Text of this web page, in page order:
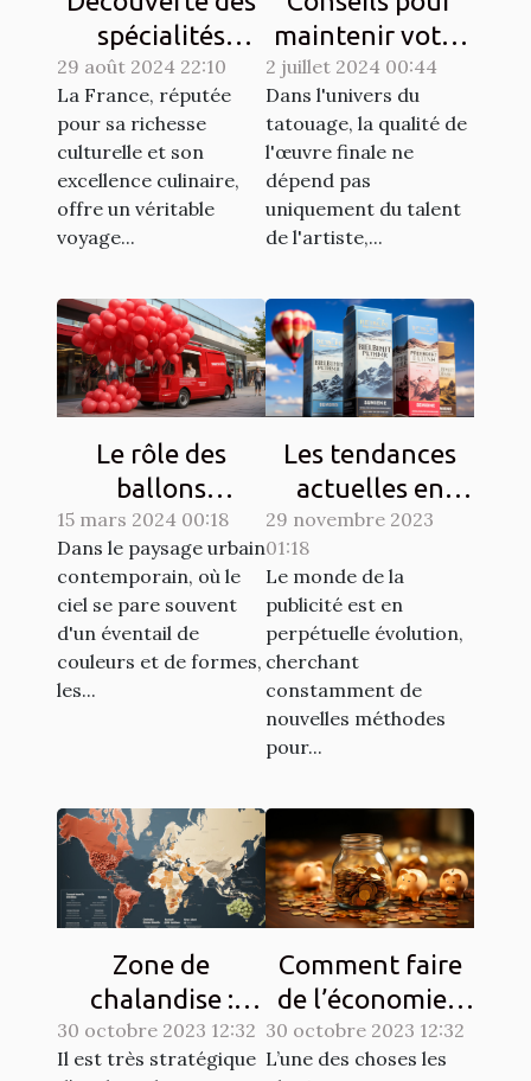
spécialités
culinaires
régionales et
leur histoire
29 août 2024 22:10
La France, réputée
pour sa richesse
culturelle et son
excellence culinaire,
offre un véritable
voyage...
maintenir votre
matériel de
tatouage en
parfait état
2 juillet 2024 00:44
Dans l'univers du
tatouage, la qualité de
l'œuvre finale ne
dépend pas
uniquement du talent
de l'artiste,...
Le rôle des
ballons
publicitaires
dans les
campagnes de
sensibilisation
15 mars 2024 00:18
Dans le paysage urbain
contemporain, où le
ciel se pare souvent
d'un éventail de
couleurs et de formes,
les...
Les tendances
actuelles en
matière de
ballons
publicitaires
hélium
29 novembre 2023
01:18
Le monde de la
publicité est en
perpétuelle évolution,
cherchant
constamment de
nouvelles méthodes
pour...
Zone de
chalandise :
qu’est-ce que
c’est ?
30 octobre 2023 12:32
Il est très stratégique
Comment faire
de l’économie ?
Tout savoir.
30 octobre 2023 12:32
L’une des choses les